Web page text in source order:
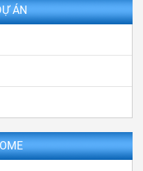
ÁN